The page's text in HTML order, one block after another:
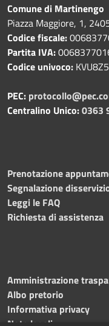
Comune di Martinengo
Piazza Maggiore, 1,
Codice fiscale:
Partita IVA:
Codice univoco: KVU8Z5
PEC:
Centralino Unico:0363
Prenotazione
Segnalazione
Leggi le FAQ
Richiesta di assistenza
Amministrazione
Albo pretorio
Informativa privacy